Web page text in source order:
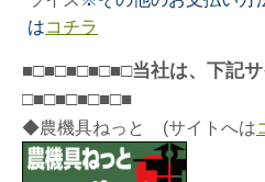
はコチラ
■□■□■□■□■□当社は、下記
□■□■□■□■□■
◆農機具ねっと (サイトへは